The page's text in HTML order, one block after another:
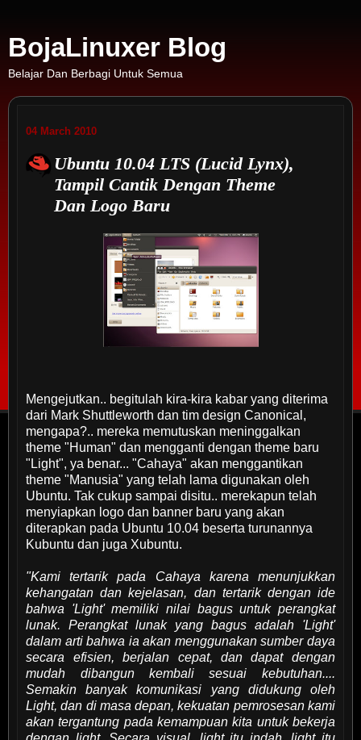
BojaLinuxer Blog
Belajar Dan Berbagi Untuk Semua
04 March 2010
Ubuntu 10.04 LTS (Lucid Lynx),
Tampil Cantik Dengan Theme
Dan Logo Baru
Mengejutkan.. begitulah kira-kira kabar yang diterima
dari Mark Shuttleworth dan tim design Canonical,
mengapa?.. mereka memutuskan meninggalkan
theme "Human" dan mengganti dengan theme baru
"Light", ya benar... "Cahaya" akan menggantikan
theme "Manusia" yang telah lama digunakan oleh
Ubuntu. Tak cukup sampai disitu.. merekapun telah
menyiapkan logo dan banner baru yang akan
diterapkan pada Ubuntu 10.04 beserta turunannya
Kubuntu dan juga Xubuntu.
"Kami tertarik pada Cahaya karena menunjukkan
kehangatan dan kejelasan, dan tertarik dengan ide
bahwa 'Light' memiliki nilai bagus untuk perangkat
lunak. Perangkat lunak yang bagus adalah 'Light'
dalam arti bahwa ia akan menggunakan sumber daya
secara efisien, berjalan cepat, dan dapat dengan
mudah dibangun kembali sesuai kebutuhan....
Semakin banyak komunikasi yang didukung oleh
Light, dan di masa depan, kekuatan pemrosesan kami
akan tergantung pada kemampuan kita untuk bekerja